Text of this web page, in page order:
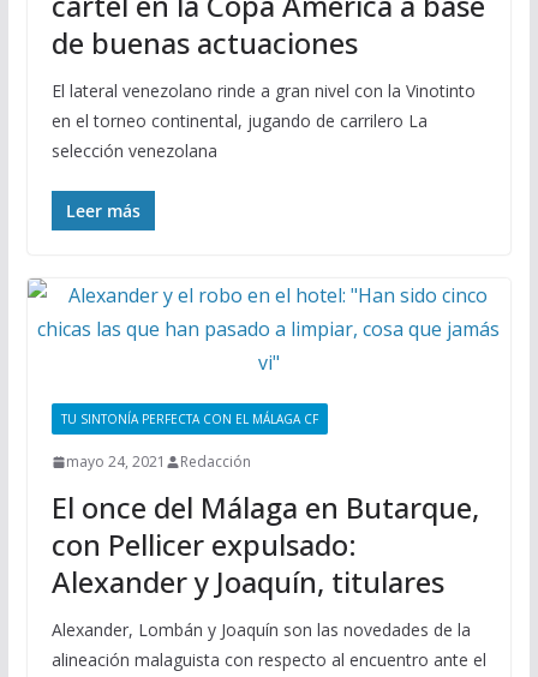
de buenas actuaciones
El lateral venezolano rinde a gran nivel con la Vinotinto
en el torneo continental, jugando de carrilero La
selección venezolana
Leer más
TU SINTONÍA PERFECTA CON EL MÁLAGA CF
mayo 24, 2021 Redacción
El once del Málaga en Butarque,
con Pellicer expulsado:
Alexander y Joaquín, titulares
Alexander, Lombán y Joaquín son las novedades de la
alineación malaguista con respecto al encuentro ante el